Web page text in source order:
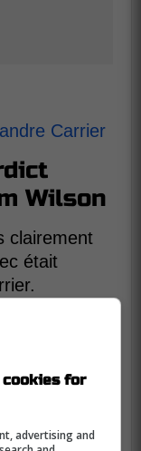
Carrier
Wilson
clairement
était
séquence
cookies for
advertising and